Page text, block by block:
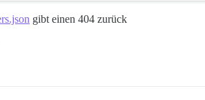
gibt einen 404 zurück